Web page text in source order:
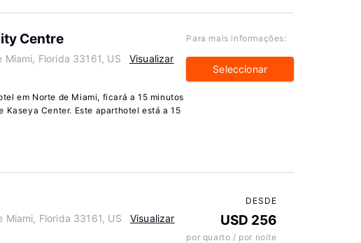
Centre
Florida 33161, US
Visualizar
em Norte de Miami, ficará a 15 minutos
Kaseya Center. Este aparthotel está a 15
Para mais informações:
Seleccionar
Florida 33161, US
Visualizar
DESDE
USD 256
por quarto / por noite